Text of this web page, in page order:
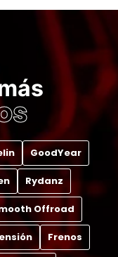
GoodYear
Rydanz
Offroad
Frenos